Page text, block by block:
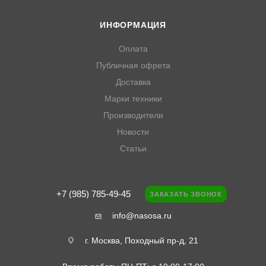
ИНФОРМАЦИЯ
Оплата
Публичная офрета
Доставка
Марки техники
Производители
Новости
Статьи
+7 (985) 785-49-45 ЗАКАЗАТЬ ЗВОНОК
info@nasosa.ru
г. Москва, Походный пр-д, 21